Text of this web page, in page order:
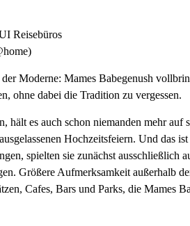
Reisebüros
Moderne: Mames Babegenush
ohne dabei die Tradition zu vergessen.
hält es auch schon niemanden mehr
Hochzeitsfeiern. Und das
spielten sie zunächst
Größere Aufmerksamkeit außerhalb
Cafes, Bars und Parks, die Mames